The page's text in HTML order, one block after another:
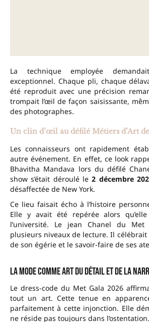
La technique employée
exceptionnel. Chaque pli, chaque
été reproduit avec une précision
trompait l’œil de façon saisissante,
des photographes.
Un clin d’œil au défilé Métiers d’Art
Les connaisseurs ont rapidement
autre événement. En effet, ce look
Bhavitha Mandava lors du défilé
show s’était déroulé le2 décembre
désaffectée de New York.
Ce lieu faisait écho à l’histoire
Elle y avait été repérée alors
l’université. Le jean Chanel du
plusieurs niveaux de lecture. Il célébrait
de son égérie et le savoir-faire de ses
La mode comme art du détail et de la
Le dress-code du Met Gala 2026
tout un art. Cette tenue en
parfaitement à cette injonction. Elle
ne réside pas toujours dans l’ostentation.